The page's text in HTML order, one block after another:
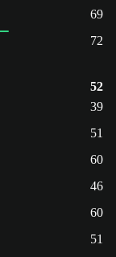
69
72
52
39
51
60
46
60
51